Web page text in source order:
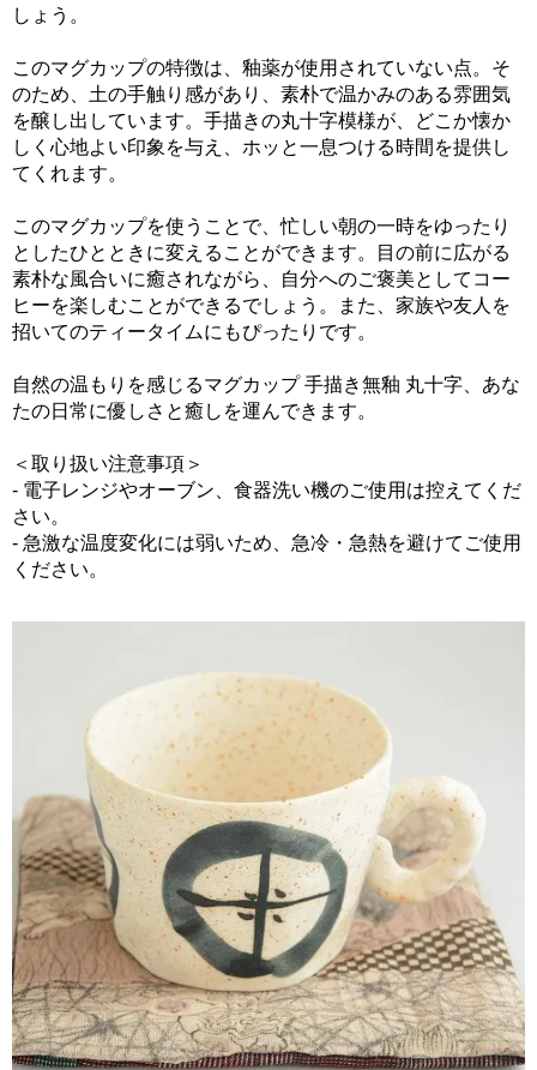
しょう。
このマグカップの特徴は、釉薬が使用されていない点。そ
のため、土の手触り感があり、素朴で温かみのある雰囲気
を醸し出しています。手描きの丸十字模様が、どこか懐か
しく心地よい印象を与え、ホッと一息つける時間を提供し
てくれます。
このマグカップを使うことで、忙しい朝の一時をゆったり
としたひとときに変えることができます。目の前に広がる
素朴な風合いに癒されながら、自分へのご褒美としてコー
ヒーを楽しむことができるでしょう。また、家族や友人を
招いてのティータイムにもぴったりです。
自然の温もりを感じるマグカップ 手描き無釉 丸十字、あな
たの日常に優しさと癒しを運んできます。
＜取り扱い注意事項＞
- 電子レンジやオーブン、食器洗い機のご使用は控えてくだ
さい。
- 急激な温度変化には弱いため、急冷・急熱を避けてご使用
ください。